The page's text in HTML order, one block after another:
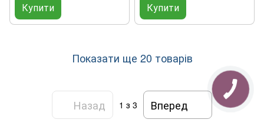
Купити Купити
Показати ще 20 товарів
Назад 1 з 3 Вперед